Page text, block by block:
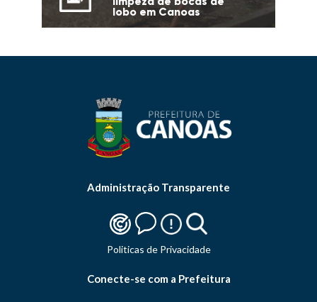
lobo em Canoas
Administração Transparente
Politicas de Privacidade
Conecte-se com a Prefeitura